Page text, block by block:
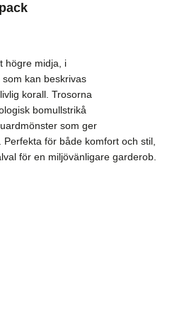
högre midja, i
kan beskrivas
korall. Trosorna
bomullstrikå
som ger
för både komfort och stil,
för en miljövänligare garderob.